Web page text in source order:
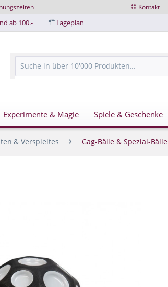
Kontakt
ab 100.- Lageplan
Experimente & Magie Spiele & Geschenke
& Verspieltes Gag-Bälle & Spezial-Bälle